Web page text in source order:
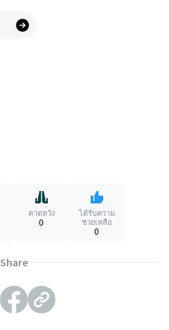
คาดหวัง
0
ได้รับความ
ช่วยเหลือ
0
Share